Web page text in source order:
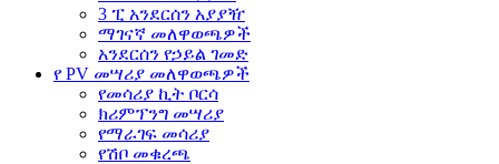
3 ፒ አንደርሰን አያያዥ
ማገናኛ መለዋወጫዎች
አንደርሰን የኃይል ገመድ
የ PV መሣሪያ መለዋወጫዎች
የመሳሪያ ኪት ቦርሳ
ክሪምፕንግ መሣሪያ
የማራገፍ መሳሪያ
የሽቦ መቁረጫ